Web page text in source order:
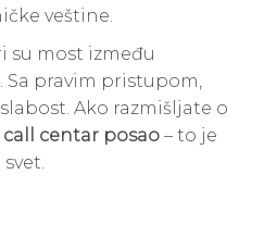
veštine.
su most između
pravim pristupom,
Ako razmišljate o
centar posao – to je